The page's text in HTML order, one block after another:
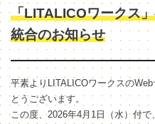
「LITALICOワークス
統合のお知らせ
平素よりLITALICOワークスの
とうございます。
この度、2026年4月1日（水）付